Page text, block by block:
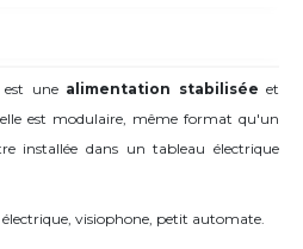
une alimentation stabilisée et
est modulaire, même format qu'un
installée dans un tableau électrique
visiophone, petit automate.